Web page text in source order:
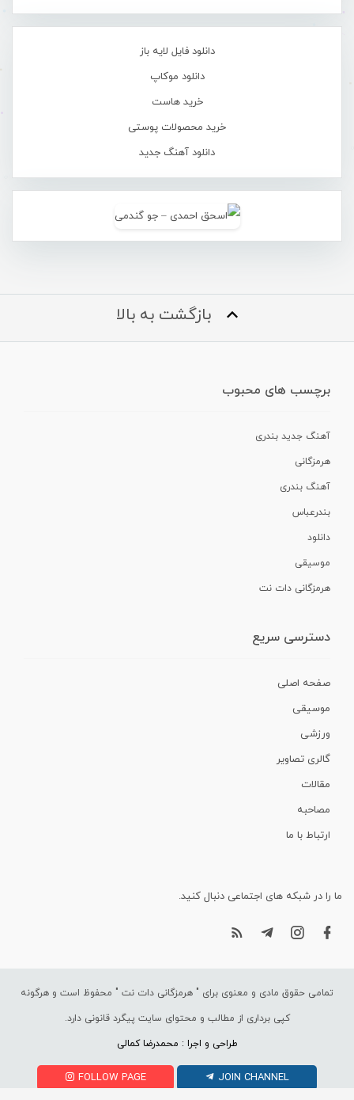
دانلود فایل لایه باز
دانلود موکاپ
خرید هاست
خرید محصولات پوستی
دانلود آهنگ جدید
بازگشت به بالا
برچسب های محبوب
آهنگ جدید بندری
هرمزگانی
آهنگ بندری
بندرعباس
دانلود
موسیقی
هرمزگانی دات نت
دسترسی سریع
صفحه اصلی
موسیقی
ورزشی
گالری تصاویر
مقالات
مصاحبه
ارتباط با ما
ما را در شبکه های اجتماعی دنبال کنید.
تمامی حقوق مادی و معنوی برای " هرمزگانی دات نت " محفوظ است و هرگونه
کپی برداری از مطالب و محتوای سایت پیگرد قانونی دارد.
طراحی و اجرا : محمدرضا کمالی
FOLLOW PAGE JOIN CHANNEL